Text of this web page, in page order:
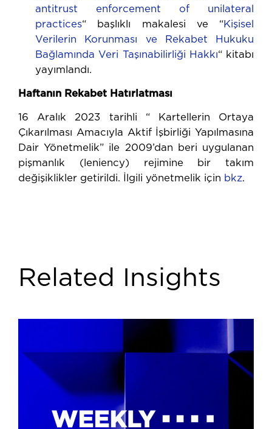
antitrust enforcement of unilateral
practices“ başlıklı makalesi ve “ Kişisel
Verilerin Korunması ve Rekabet Hukuku
Bağlamında Veri Taşınabilirliği Hakkı“ kitabı
yayımlandı.
Haftanın Rekabet Hatırlatması
16 Aralık 2023 tarihli “ Kartellerin Ortaya
Çıkarılması Amacıyla Aktif İşbirliği Yapılmasına
Dair Yönetmelik” ile 2009’dan beri uygulanan
pişmanlık (leniency) rejimine bir takım
değişiklikler getirildi. İlgili yönetmelik için bkz.
Related Insights